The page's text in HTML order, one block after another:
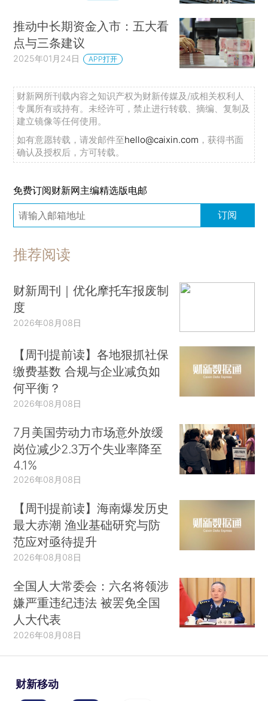
推动中长期资金入市：五大看
点与三条建议
2025年01月24日 APP打开
财新网所刊载内容之知识产权为财新传媒及/或相关权利人
专属所有或持有。未经许可，禁止进行转载、摘编、复制及
建立镜像等任何使用。
如有意愿转载，请发邮件至hello@caixin.com ，获得书面
确认及授权后，方可转载。
免费订阅财新网主编精选版电邮
订阅
推荐阅读
财新周刊｜优化摩托车报废制
度
2026年08月08日
【周刊提前读】各地狠抓社保
缴费基数 合规与企业减负如
何平衡？
2026年08月08日
7月美国劳动力市场意外放缓
岗位减少2.3万个失业率降至
4.1%
2026年08月08日
【周刊提前读】海南爆发历史
最大赤潮 渔业基础研究与防
范应对亟待提升
2026年08月08日
全国人大常委会：六名将领涉
嫌严重违纪违法 被罢免全国
人大代表
2026年08月08日
财新移动